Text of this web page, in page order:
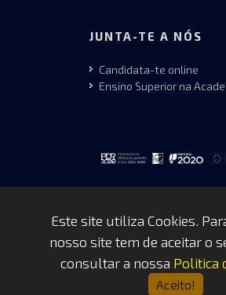
JUNTA-TE A NÓS
Candidata-te online
Ensino Superior na
Copyrights © 2026 by FAP -
WEBTEAM
Este site utiliza Cookies.
nosso site tem de aceitar o
consultar a nossa Politica
Aceito!